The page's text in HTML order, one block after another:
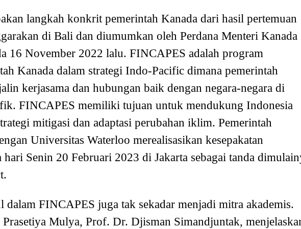
langkah konkrit pemerintah Kanada dari hasil pertemuan
di Bali dan diumumkan oleh Perdana Menteri Kanada
16 November 2022 lalu. FINCAPES adalah program
Kanada dalam strategi Indo-Pacific dimana pemerintah
kerjasama dan hubungan baik dengan negara-negara di
FINCAPES memiliki tujuan untuk mendukung Indonesia
mitigasi dan adaptasi perubahan iklim. Pemerintah
Universitas Waterloo merealisasikan kesepakatan
Senin 20 Februari 2023 di Jakarta sebagai tanda
dalam FINCAPES juga tak sekadar menjadi mitra akademis.
Mulya, Prof. Dr. Djisman Simandjuntak,